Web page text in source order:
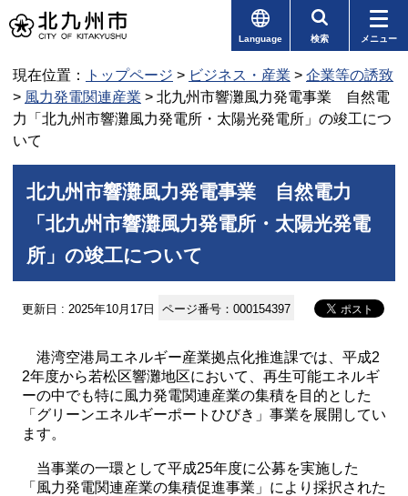
Language 検索 メニュー
現在位置： トップページ > ビジネス・産業 > 企業等の誘致
> 風力発電関連産業 > 北九州市響灘風力発電事業 自然電
力「北九州市響灘風力発電所・太陽光発電所」の竣工につ
いて
北九州市響灘風力発電事業 自然電力
「北九州市響灘風力発電所・太陽光発電
所」の竣工について
更新日 : 2025年10月17日 ページ番号：000154397
港湾空港局エネルギー産業拠点化推進課では、平成2
2年度から若松区響灘地区において、再生可能エネルギ
ーの中でも特に風力発電関連産業の集積を目的とした
「グリーンエネルギーポートひびき」事業を展開してい
ます。
当事業の一環として平成25年度に公募を実施した
「風力発電関連産業の集積促進事業」により採択された